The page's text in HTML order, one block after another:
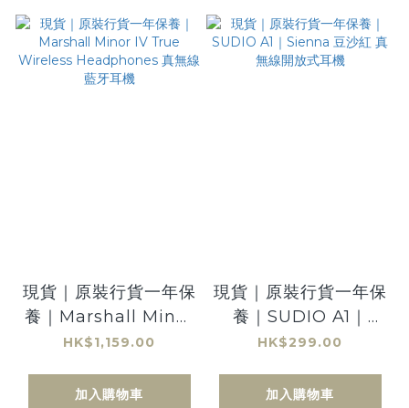
現貨｜原裝行貨一年保
養｜Marshall Minor
IV True Wireless
藍牙耳機
HK$1,159.00
加入購物車
現貨｜原裝行貨一年保
養｜SUDIO A1｜
Sienna 豆沙紅 真無
HK$299.00
加入購物車